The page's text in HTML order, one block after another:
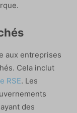
aux entreprises
Cela inclut
RSE. Les
des